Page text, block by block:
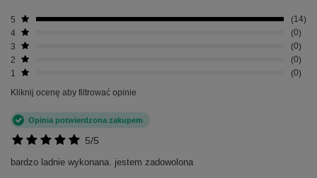
5
14
4
0
3
0
2
0
1
0
Kliknij ocenę aby filtrować opinie
5/5
Opinia potwierdzona zakupem
bardzo ladnie wykonana. jestem zadowolona